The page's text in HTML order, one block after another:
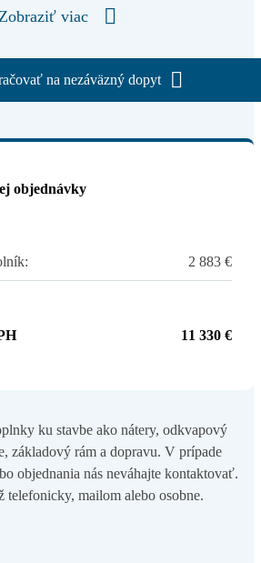
Zobraziť viac
na nezáväzný dopyt
objednávky
2 883 €
11 330 €
ku stavbe ako nátery, odkvapový
základový rám a dopravu. V prípade
objednania nás neváhajte kontaktovať.
telefonicky, mailom alebo osobne.